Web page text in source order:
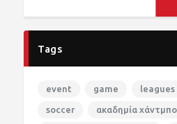
Tags
event game leagues
soccer ακαδημία